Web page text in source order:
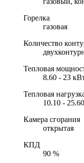
Горелка
газовая
Количество
Тепловая
8.60 - 23
Тепловая
10.10 -
Камера сгорания
открытая
КПД
90 %